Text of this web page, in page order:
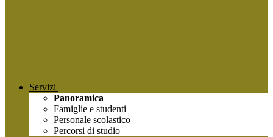
Servizi
Panoramica
Famiglie e studenti
Personale scolastico
Percorsi di studio